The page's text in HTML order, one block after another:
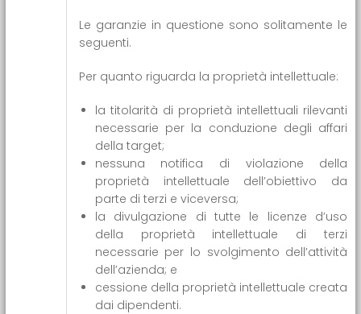
Le garanzie in questione sono solitamente le
seguenti.
Per quanto riguarda la proprietà intellettuale:
la titolarità di proprietà intellettuali rilevanti
necessarie per la conduzione degli affari
della target;
nessuna notifica di violazione della
proprietà intellettuale dell’obiettivo da
parte di terzi e viceversa;
la divulgazione di tutte le licenze d’uso
della proprietà intellettuale di terzi
necessarie per lo svolgimento dell’attività
dell’azienda; e
cessione della proprietà intellettuale creata
dai dipendenti.